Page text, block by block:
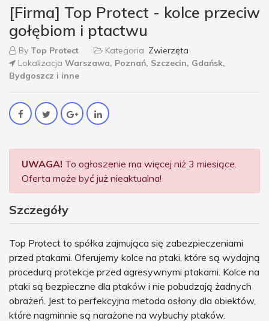
[Firma] Top Protect - kolce przeciw
gołębiom i ptactwu
By Top Protect Kategoria Zwierzęta
Lokalizacja Warszawa, Poznań, Szczecin, Gdańsk,
Bydgoszcz i inne
UWAGA! To ogłoszenie ma więcej niż 3 miesiące.
Oferta może być już nieaktualna!
Szczegóły
Top Protect to spółka zajmująca się zabezpieczeniami
przed ptakami. Oferujemy kolce na ptaki, które są wydajną
procedurą protekcje przed agresywnymi ptakami. Kolce na
ptaki są bezpieczne dla ptaków i nie pobudzają żadnych
obrażeń. Jest to perfekcyjna metoda osłony dla obiektów,
które nagminnie są narażone na wybuchy ptaków.